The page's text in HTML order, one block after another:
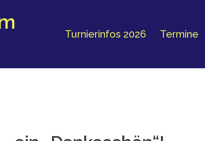
Turnierinfos 2026 Termine